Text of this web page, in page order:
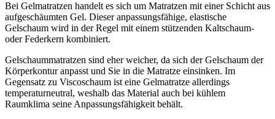
Bei Gelmatratzen handelt es sich um Matratzen mit einer Schicht aus
aufgeschäumten Gel. Dieser anpassungsfähige, elastische
Gelschaum wird in der Regel mit einem stützenden Kaltschaum-
oder Federkern kombiniert.
Gelschaummatratzen sind eher weicher, da sich der Gelschaum der
Körperkontur anpasst und Sie in die Matratze einsinken. Im
Gegensatz zu Viscoschaum ist eine Gelmatratze allerdings
temperaturneutral, weshalb das Material auch bei kühlem
Raumklima seine Anpassungsfähigkeit behält.